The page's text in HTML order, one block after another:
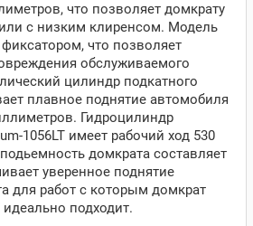
что позволяет домкрату
с низким клиренсом. Модель
что позволяет
обслуживаемого
цилиндр подкатного
плавное поднятие автомобиля
Гидроцилиндр
1056LT имеет рабочий ход 530
домкрата составляет
уверенное поднятие
для работ с которым домкрат
идеально подходит.